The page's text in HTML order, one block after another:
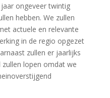
ongeveer twintig
hebben. We zullen
actuele en relevante
in de regio opgezet
zullen er jaarlijks
zullen lopen omdat we